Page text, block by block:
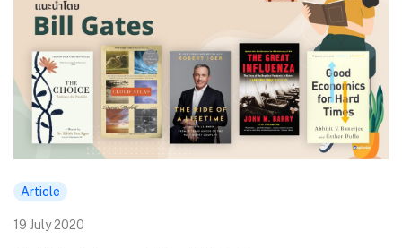
Article
19 July 2020